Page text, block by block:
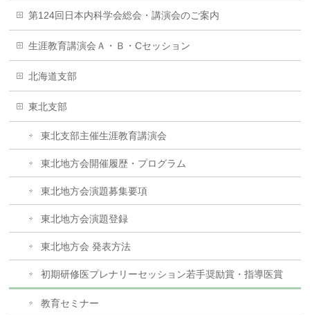
第124回日本内科学会総会・講演会のご案内
生涯教育講演会Ａ・Ｂ・Cセッション
北海道支部
東北支部
東北支部主催生涯教育講演会
東北地方会開催履歴・プログラム
東北地方会演題募集要項
東北地方会演題登録
東北地方会 発表方法
初期研修医プレナリーセッション若手奨励賞・指導医賞
教育セミナー